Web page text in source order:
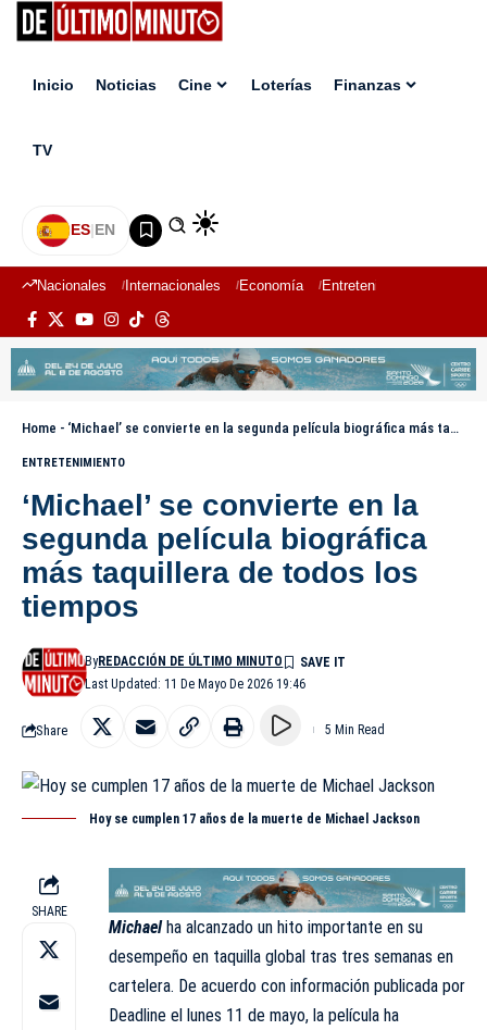
Inicio Noticias Cine Loterías Finanzas
TV
ES|EN
Nacionales Internacionales Economía Entretenimiento
Home - ‘Michael’ se convierte en la segunda película biográfica más taquillera de todos los tiempos
ENTRETENIMIENTO
‘Michael’ se convierte en la
segunda película biográfica
más taquillera de todos los
tiempos
Last Updated: 11 De Mayo De 2026 19:46
ByREDACCIÓN DE ÚLTIMO MINUTO
Share 5 Min Read
Hoy se cumplen 17 años de la muerte de Michael Jackson
SHARE
Michaelha alcanzado un hito importante en su
desempeño en taquilla global tras tres semanas en
cartelera. De acuerdo con información publicada por
Deadline el lunes 11 de mayo, la película ha